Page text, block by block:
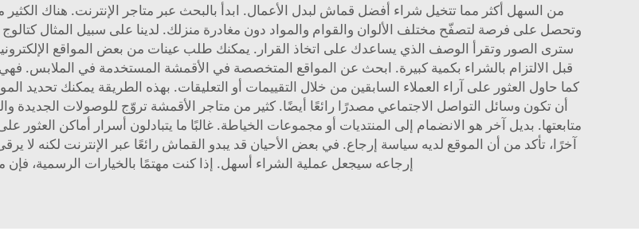
من السهل أكثر مما تتخيل شراء أفضل قماش لبدل الأعمال. ابدأ بالبحث عبر متاجر الإنترنت. هناك
وتحصل على فرصة لتصفّح مختلف الألوان والقوام والمواد دون مغادرة منزلك. لدينا على سبيل المثال
سترى الصور وتقرأ الوصف الذي يساعدك على اتخاذ القرار. يمكنك طلب عينات من بعض المواقع
قبل الالتزام بالشراء بكمية كبيرة. ابحث عن المواقع المتخصصة في الأقمشة المستخدمة في الملابس.
كما حاول العثور على آراء العملاء السابقين من خلال التقييمات أو التعليقات. بهذه الطريقة يمكنك تحديد
أن تكون وسائل التواصل الاجتماعي مصدرًا رائعًا أيضًا. كثير من متاجر الأقمشة تروّج للوصولات
متابعتها. بديل آخر هو الانضمام إلى المنتديات أو مجموعات الخياطة. غالبًا ما يتبادلون أسرار أماكن
آخرًا، تأكد من أن الموقع لديه سياسة إرجاع. في بعض الأحيان قد يبدو القماش رائعًا عبر الإنترنت لكنه لا
إرجاعه سيجعل عملية الشراء أسهل. إذا كنت مهتمًا بالخيارات الرسمية، فإن